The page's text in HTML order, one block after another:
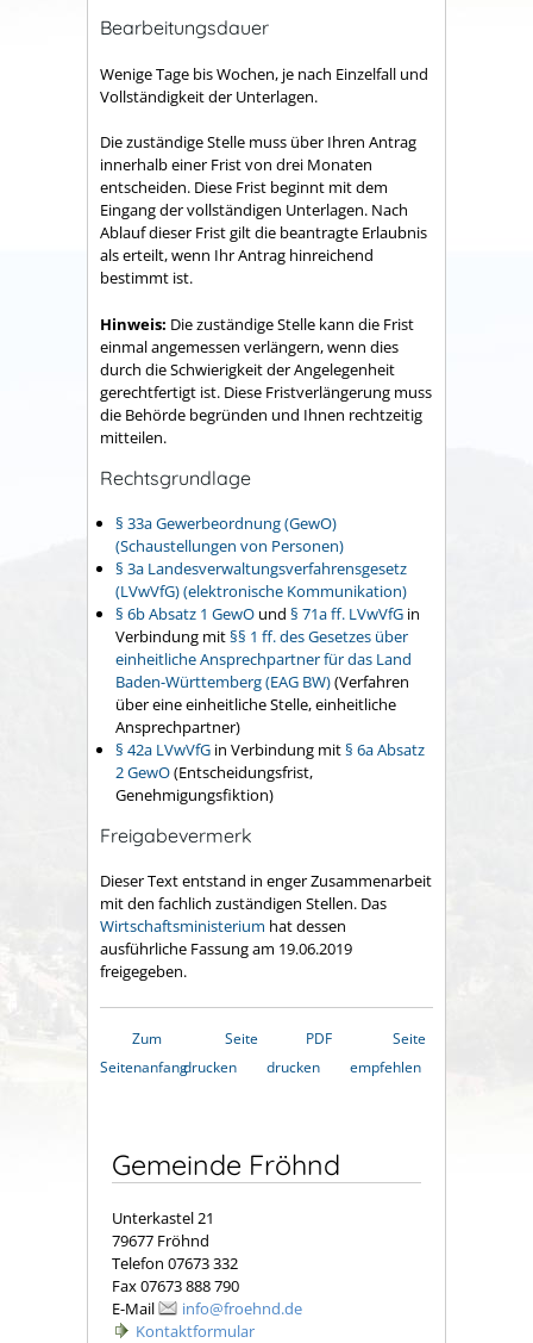
Bearbeitungsdauer
Wenige Tage bis Wochen, je nach Einzelfall und
Vollständigkeit der Unterlagen.
Die zuständige Stelle muss über Ihren Antrag
innerhalb einer Frist von drei Monaten
entscheiden. Diese Frist beginnt mit dem
Eingang der vollständigen Unterlagen. Nach
Ablauf dieser Frist gilt die beantragte Erlaubnis
als erteilt, wenn Ihr Antrag hinreichend
bestimmt ist.
Hinweis: Die zuständige Stelle kann die Frist
einmal angemessen verlängern, wenn dies
durch die Schwierigkeit der Angelegenheit
gerechtfertigt ist. Diese Fristverlängerung muss
die Behörde begründen und Ihnen rechtzeitig
mitteilen.
Rechtsgrundlage
§ 33a Gewerbeordnung (GewO)
(Schaustellungen von Personen)
§ 3a Landesverwaltungsverfahrensgesetz
(LVwVfG) (elektronische Kommunikation)
§ 6b Absatz 1 GewO und § 71a ff. LVwVfG in
Verbindung mit§§ 1 ff. des Gesetzes über
einheitliche Ansprechpartner für das Land
Baden-Württemberg (EAG BW)(Verfahren
über eine einheitliche Stelle, einheitliche
Ansprechpartner)
§ 42a LVwVfG in Verbindung mit§ 6a Absatz
2 GewO(Entscheidungsfrist,
Genehmigungsfiktion)
Freigabevermerk
Dieser Text entstand in enger Zusammenarbeit
mit den fachlich zuständigen Stellen. Das
Wirtschaftsministerium hat dessen
ausführliche Fassung am 19.06.2019
freigegeben.
Zum
Seitenanfang
Seite
drucken
PDF
drucken
Seite
empfehlen
Gemeinde Fröhnd
Unterkastel 21
79677 Fröhnd
Telefon 07673 332
Fax 07673 888 790
E-Mail
info@froehnd.de
Kontaktformular